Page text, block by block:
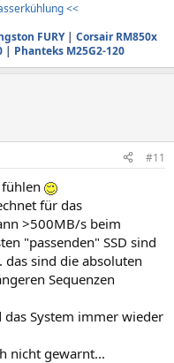
<<
FURY| Corsair RM850x
| Phanteks M25G2-120
#11
für das
>500MB/s beim
"passenden" SSD sind
sind die absoluten
Sequenzen
System immer wieder
nicht gewarnt...